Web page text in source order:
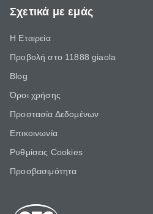
Σχετικά με εμάς
Η Εταιρεία
Προβολή στο 11888 giaola
Blog
Όροι χρήσης
Προστασία Δεδομένων
Επικοινωνία
Ρυθμίσεις Cookies
Προσβασιμότητα